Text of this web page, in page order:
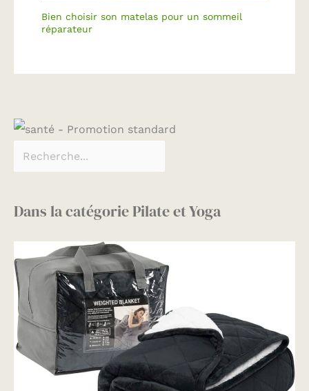
Bien choisir son matelas pour un sommeil
réparateur
Dans la catégorie Pilate et Yoga